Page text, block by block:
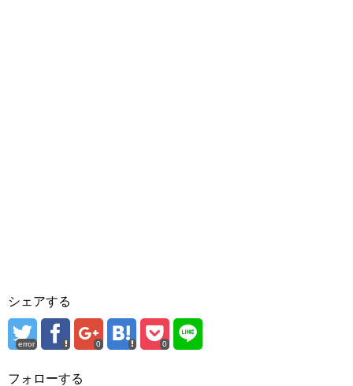
シェアする
error 0 0
フォローする